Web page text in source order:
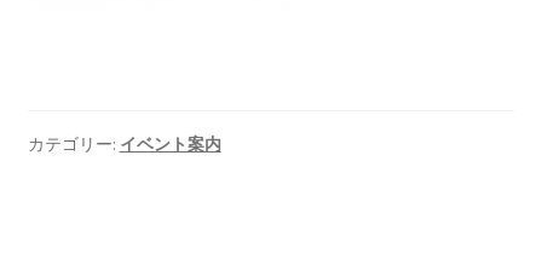
2022.7.15東電・株主訴訟 経営陣に13兆円賠償命令
カテゴリー: イベント案内